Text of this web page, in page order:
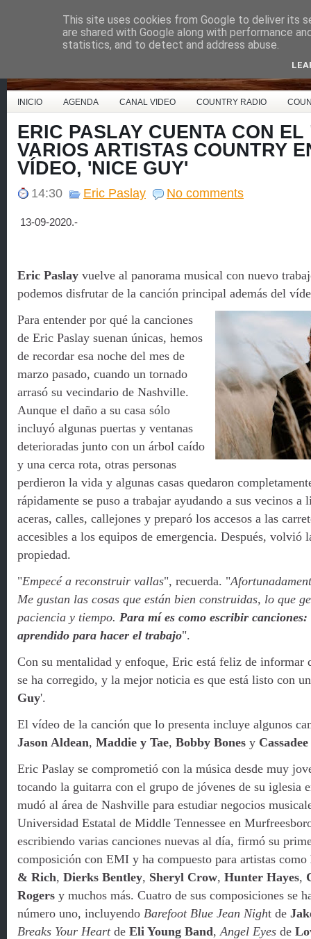
Country Music España
INICIO AGENDA CANAL VIDEO COUNTRY RADIO
ERIC PASLAY CUENTA CON
VARIOS ARTISTAS COUNTRY
VÍDEO, 'NICE GUY'
14:30 Eric Paslay No comments
13-09-2020.-
Eric Paslay vuelve al panorama musical con nuevo
podemos disfrutar de la canción principal además del
Para entender por qué la canciones
de Eric Paslay suenan únicas, hemos
de recordar esa noche del mes de
marzo pasado, cuando un tornado
arrasó su vecindario de Nashville.
Aunque el daño a su casa sólo
incluyó algunas puertas y ventanas
deterioradas junto con un árbol caído
y una cerca rota, otras personas
perdieron la vida y algunas casas quedaron
rápidamente se puso a trabajar ayudando a sus vecinos a
aceras, calles, callejones y preparó los accesos a las
accesibles a los equipos de emergencia. Después, volvió
propiedad.
"Empecé a reconstruir vallas", recuerda. "
Me gustan las cosas que están bien construidas, lo que
paciencia y tiempo. Para mí es como escribir canciones:
aprendido para hacer el trabajo".
Con su mentalidad y enfoque, Eric está feliz de informar
se ha corregido, y la mejor noticia es que está listo con
Guy'.
El vídeo de la canción que lo presenta incluye algunos
Jason Aldean, Maddie y Tae, Bobby Bones y
Eric Paslay se comprometió con la música desde muy
tocando la guitarra con el grupo de jóvenes de su iglesia
mudó al área de Nashville para estudiar negocios
Universidad Estatal de Middle Tennessee en
escribiendo varias canciones nuevas al día, firmó su
composición con EMI y ha compuesto para artistas como
& Rich, Dierks Bentley, Sheryl Crow, Hunter Hayes,
Rogers y muchos más. Cuatro de sus composiciones se
número uno, incluyendo Barefoot Blue Jean Night de
Breaks Your Heartde Eli Young Band,Angel Eyes de
This site uses cookies from Google to deliver its
are shared with Google along with performance
statistics, and to detect and address abuse.